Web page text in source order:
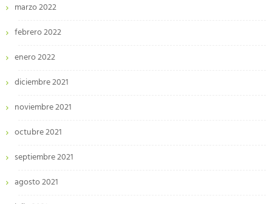
marzo 2022
febrero 2022
enero 2022
diciembre 2021
noviembre 2021
octubre 2021
septiembre 2021
agosto 2021